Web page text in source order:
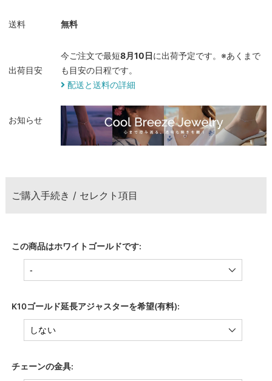
送料 無料
出荷目安
今ご注文で最短8月10日に出荷予定です。※あくまで
も目安の日程です。
配送と送料の詳細
お知らせ
ご購入手続き / セレクト項目
この商品はホワイトゴールドです:
K10ゴールド延長アジャスターを希望(有料):
チェーンの金具: